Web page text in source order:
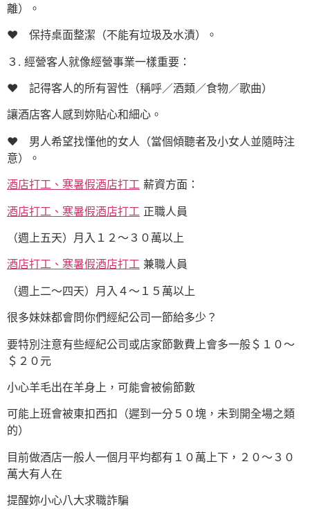
離）。
♥ 保持桌面整潔（不能有垃圾及水漬）。
３. 經營客人就像經營事業一樣重要：
♥ 記得客人的所有習性（稱呼／酒類／食物／歌曲）
讓酒店客人感到妳貼心和細心。
♥ 男人希望找懂他的女人（當個傾聽者及小女人並隨時注
意）。
酒店打工、寒暑假酒店打工 薪資方面：
酒店打工、寒暑假酒店打工 正職人員
（週上五天）月入１２～３０萬以上
酒店打工、寒暑假酒店打工 兼職人員
（週上二～四天）月入４～１５萬以上
很多妹妹都會問你們經紀公司一節給多少？
要特別注意有些經紀公司或店家節數費上會多一般＄１０～
＄２０元
小心羊毛出在羊身上，可能會被偷節數
可能上班會被東扣西扣（遲到一分５０塊，未到開全場之類
的）
目前做酒店一般人一個月平均都有１０萬上下，２０～３０
萬大有人在
提醒妳小心八大求職詐騙